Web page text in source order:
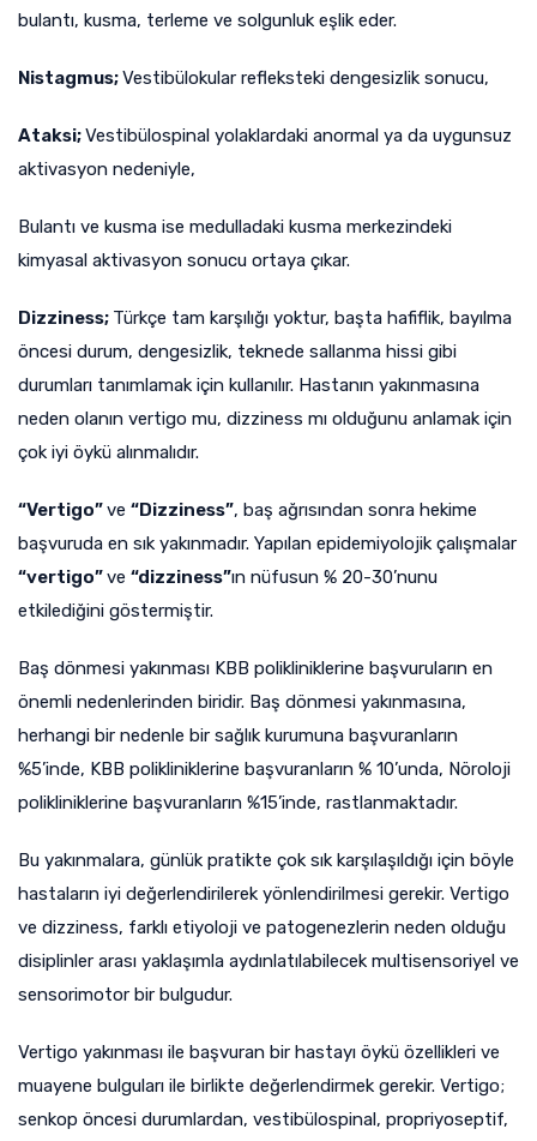
bulantı, kusma, terleme ve solgunluk eşlik eder.
Nistagmus;Vestibülokular refleksteki dengesizlik sonucu,
Ataksi;Vestibülospinal yolaklardaki anormal ya da uygunsuz
aktivasyon nedeniyle,
Bulantı ve kusma ise medulladaki kusma merkezindeki
kimyasal aktivasyon sonucu ortaya çıkar.
Dizziness; Türkçe tam karşılığı yoktur, başta hafiflik, bayılma
öncesi durum, dengesizlik, teknede sallanma hissi gibi
durumları tanımlamak için kullanılır. Hastanın yakınmasına
neden olanın vertigo mu, dizziness mı olduğunu anlamak için
çok iyi öykü alınmalıdır.
“Vertigo”ve “Dizziness”, baş ağrısından sonra hekime
başvuruda en sık yakınmadır. Yapılan epidemiyolojik çalışmalar
“vertigo”ve “dizziness”ın nüfusun % 20-30’nunu
etkilediğini göstermiştir.
Baş dönmesi yakınması KBB polikliniklerine başvuruların en
önemli nedenlerinden biridir. Baş dönmesi yakınmasına,
herhangi bir nedenle bir sağlık kurumuna başvuranların
%5’inde, KBB polikliniklerine başvuranların % 10’unda, Nöroloji
polikliniklerine başvuranların %15’inde, rastlanmaktadır.
Bu yakınmalara, günlük pratikte çok sık karşılaşıldığı için böyle
hastaların iyi değerlendirilerek yönlendirilmesi gerekir. Vertigo
ve dizziness, farklı etiyoloji ve patogenezlerin neden olduğu
disiplinler arası yaklaşımla aydınlatılabilecek multisensoriyel ve
sensorimotor bir bulgudur.
Vertigo yakınması ile başvuran bir hastayı öykü özellikleri ve
muayene bulguları ile birlikte değerlendirmek gerekir. Vertigo;
senkop öncesi durumlardan, vestibülospinal, propriyoseptif,